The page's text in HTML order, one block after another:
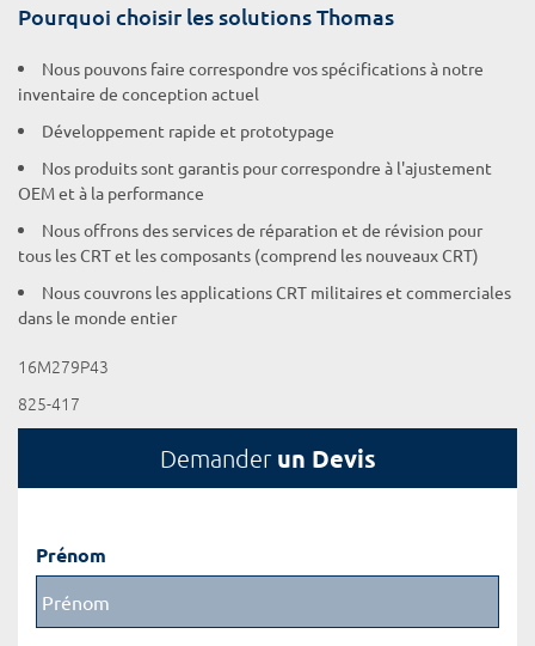
Pourquoi choisir les solutions Thomas
Nous pouvons faire correspondre vos spécifications à notre
inventaire de conception actuel
Développement rapide et prototypage
Nos produits sont garantis pour correspondre à l'ajustement
OEM et à la performance
Nous offrons des services de réparation et de révision pour
tous les CRT et les composants (comprend les nouveaux CRT)
Nous couvrons les applications CRT militaires et commerciales
dans le monde entier
16M279P43
825-417
Demander un Devis
Prénom